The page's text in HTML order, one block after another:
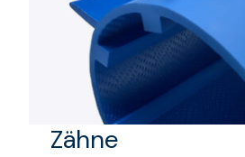
Zähne